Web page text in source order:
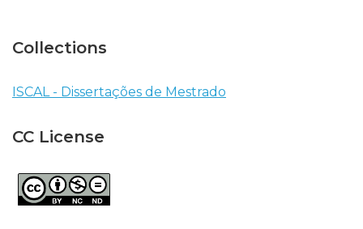
Collections
ISCAL - Dissertações de Mestrado
CC License